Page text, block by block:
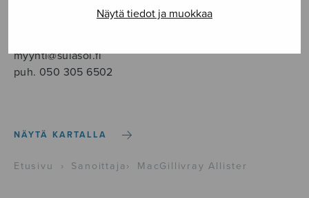
Näytä tiedot ja muokkaa
Tallberginkatu 1 B, 1,5 krs.
myynti@sulasol.fi
puh. 050 305 6502
NÄYTÄ KARTALLA
Etusivu › Sanoittaja › MacGillivray Allister